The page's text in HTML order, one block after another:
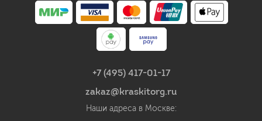
+7 (495) 417-01-17
zakaz@kraskitorg.ru
Наши адреса в Москве: